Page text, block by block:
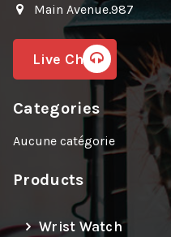
Main Avenue.987
Live Chat
Categories
Aucune catégorie
Products
Wrist Watch